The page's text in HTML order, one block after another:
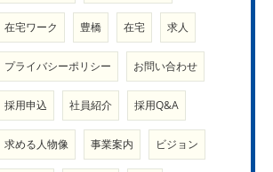
在宅ワーク 豊橋 在宅 求人
プライバシーポリシー お問い合わせ
採用申込 社員紹介 採用Q&A
求める人物像 事業案内 ビジョン